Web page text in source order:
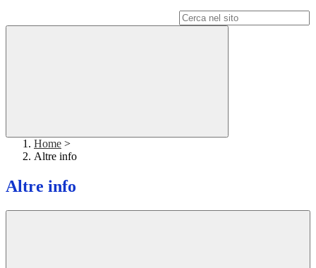
Home >
Altre info
Altre info